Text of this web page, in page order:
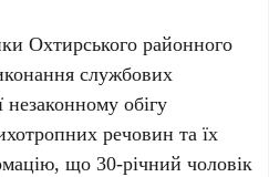
Охтирського районного
службових
незаконному обігу
речовин та їх
що 30-річний чоловік